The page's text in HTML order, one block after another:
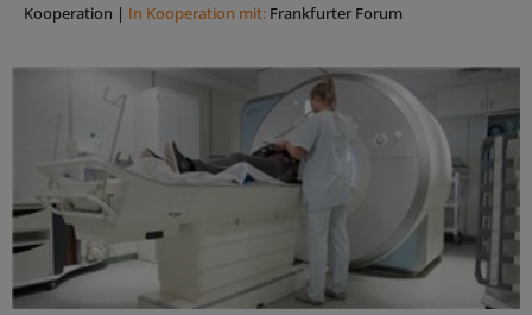
Kooperation | In Kooperation mit: Frankfurter Forum